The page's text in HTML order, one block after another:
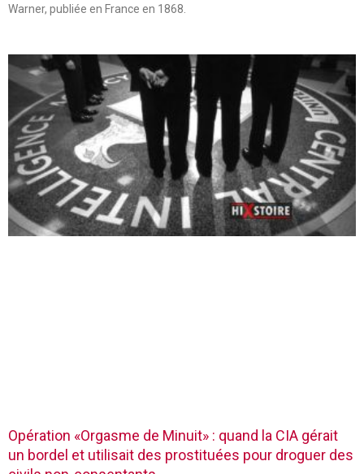
Warner, publiée en France en 1868.
Opération «Orgasme de Minuit» : quand la CIA gérait
un bordel et utilisait des prostituées pour droguer des